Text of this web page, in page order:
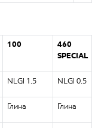
100
460
SPECIAL
NLGI 1.5 NLGI 0.5
Глина Глина